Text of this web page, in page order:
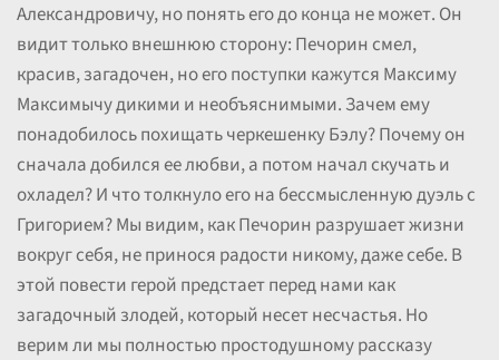
Александровичу, но понять его до конца не может. Он
видит только внешнюю сторону: Печорин смел,
красив, загадочен, но его поступки кажутся Максиму
Максимычу дикими и необъяснимыми. Зачем ему
понадобилось похищать черкешенку Бэлу? Почему он
сначала добился ее любви, а потом начал скучать и
охладел? И что толкнуло его на бессмысленную дуэль с
Григорием? Мы видим, как Печорин разрушает жизни
вокруг себя, не принося радости никому, даже себе. В
этой повести герой предстает перед нами как
загадочный злодей, который несет несчастья. Но
верим ли мы полностью простодушному рассказу